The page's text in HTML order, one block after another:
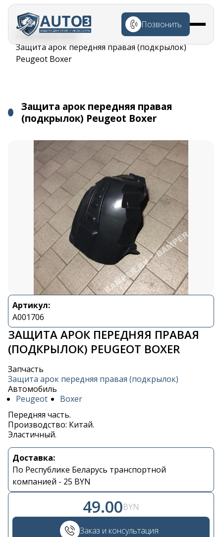
Перейти к
основному
содержанию
Позвонить
Строка
навигации
ГлавнаяКаталог
Защита арок передняя правая (подкрылок)
Peugeot Boxer
Защита арок передняя правая
(подкрылок) Peugeot Boxer
Артикул:
A001706
ЗАЩИТА АРОК ПЕРЕДНЯЯ ПРАВАЯ
(ПОДКРЫЛОК) PEUGEOT BOXER
Запчасть
Защита арок передняя правая (подкрылок)
Автомобиль
Peugeot
Boxer
Передняя часть.
Производство: Китай.
Эластичный.
Доставка:
По Республике Беларусь транспортной
компанией - 25 BYN
49.00BYN
Заказ и консультация
Контакты
Viber